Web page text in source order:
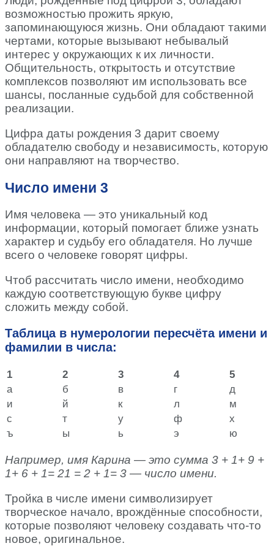
возможностью прожить яркую,
запоминающуюся жизнь. Они обладают такими
чертами, которые вызывают небывалый
интерес у окружающих к их личности.
Общительность, открытость и отсутствие
комплексов позволяют им использовать все
шансы, посланные судьбой для собственной
реализации.
Цифра даты рождения 3 дарит своему
обладателю свободу и независимость, которую
они направляют на творчество.
Число имени 3
Имя человека — это уникальный код
информации, который помогает ближе узнать
характер и судьбу его обладателя. Но лучше
всего о человеке говорят цифры.
Чтоб рассчитать число имени, необходимо
каждую соответствующую букве цифру
сложить между собой.
Таблица в нумерологии пересчёта имени и
фамилии в числа:
1 2 3 4
5
а
б в г
д
и
й к л
м
с
т у ф
х
ъ
ы ь э ю
Например, имя Карина — это сумма 3 + 1+ 9 +
1+ 6 + 1= 21 = 2 + 1= 3 — число имени.
Тройка в числе имени символизирует
творческое начало, врождённые способности,
которые позволяют человеку создавать что-то
новое, оригинальное.